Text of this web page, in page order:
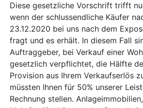
Diese gesetzliche Vorschrift trifft
wenn der schlussendliche Käufer
23.12.2020 bei uns nach dem
fragt und es erhält. In diesem Fall
Auftraggeber, bei Verkauf einer
gesetzlich verpflichtet, die Hälfte
Provision aus Ihrem Verkaufserlös
müssten Ihnen für 50% unserer
Rechnung stellen.